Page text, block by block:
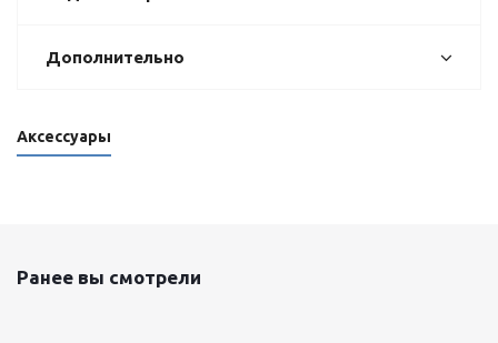
Дополнительно
Аксессуары
Ранее вы смотрели